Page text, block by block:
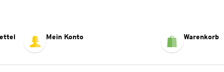
Mein Konto Warenkorb